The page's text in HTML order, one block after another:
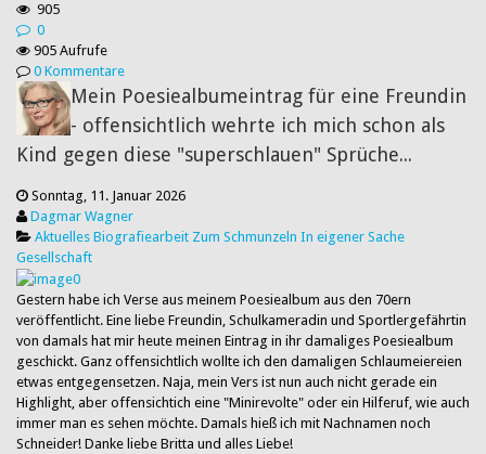
905
0
905 Aufrufe
0 Kommentare
Mein Poesiealbumeintrag für eine Freundin
- offensichtlich wehrte ich mich schon als
Kind gegen diese "superschlauen" Sprüche...
Sonntag, 11. Januar 2026
Dagmar Wagner
Aktuelles Biografiearbeit Zum Schmunzeln In eigener Sache
Gesellschaft
Gestern habe ich Verse aus meinem Poesiealbum aus den 70ern
veröffentlicht. Eine liebe Freundin, Schulkameradin und Sportlergefährtin
von damals hat mir heute meinen Eintrag in ihr damaliges Poesiealbum
geschickt. Ganz offensichtlich wollte ich den damaligen Schlaumeiereien
etwas entgegensetzen. Naja, mein Vers ist nun auch nicht gerade ein
Highlight, aber offensichtich eine "Minirevolte" oder ein Hilferuf, wie auch
immer man es sehen möchte. Damals hieß ich mit Nachnamen noch
Schneider! Danke liebe Britta und alles Liebe!